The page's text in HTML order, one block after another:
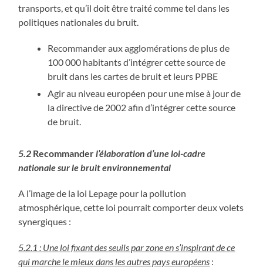
transports, et qu’il doit être traité comme tel dans les
politiques nationales du bruit.
Recommander aux agglomérations de plus de
100 000 habitants d’intégrer cette source de
bruit dans les cartes de bruit et leurs PPBE
Agir au niveau européen pour une mise à jour de
la directive de 2002 afin d’intégrer cette source
de bruit.
5.2 Recommanderl’élaboration d’une loi-cadre
nationale sur le bruit environnemental
A l’image de la loi Lepage pour la pollution
atmosphérique, cette loi pourrait comporter deux volets
synergiques :
5.2.1 : Une loi fixant des seuils par zone en s’inspirant de ce
qui marche le mieux dans les autres pays européens :